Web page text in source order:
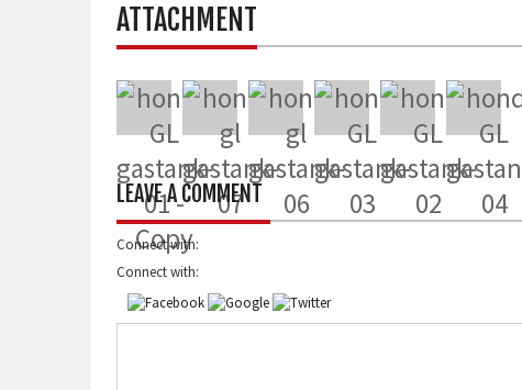
ATTACHMENT
LEAVE A COMMENT
Connect with:
Connect with: